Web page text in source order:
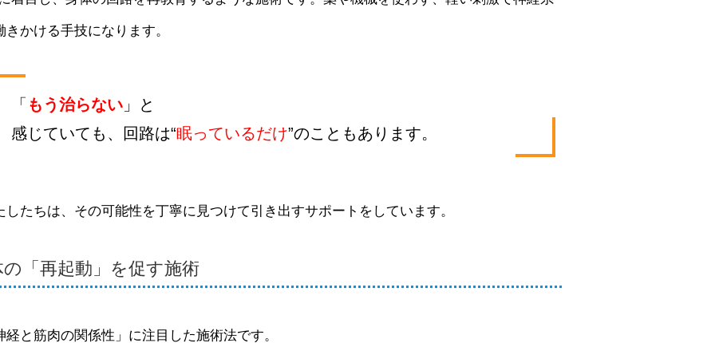
きかける手技になります。
「 もう治らない 」
と
感じていても、回路は“眠っているだけ”のこともあります。
したちは、その可能性を丁寧に見つけて引き出すサポートをしています。
の「再起動」を促す施術
経と筋肉の関係性」に注目した施術法です。